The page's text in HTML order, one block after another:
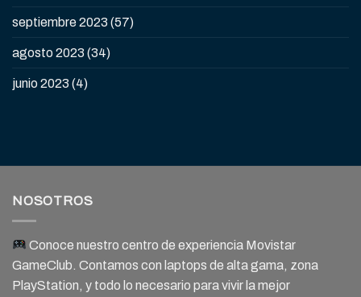
septiembre 2023 (57)
agosto 2023 (34)
junio 2023 (4)
NOSOTROS
Conoce nuestro centro de experiencia Movistar
GameClub. Contamos con laptops de alta gama, zona
PlayStation, y todo lo necesario para vivir la mejor